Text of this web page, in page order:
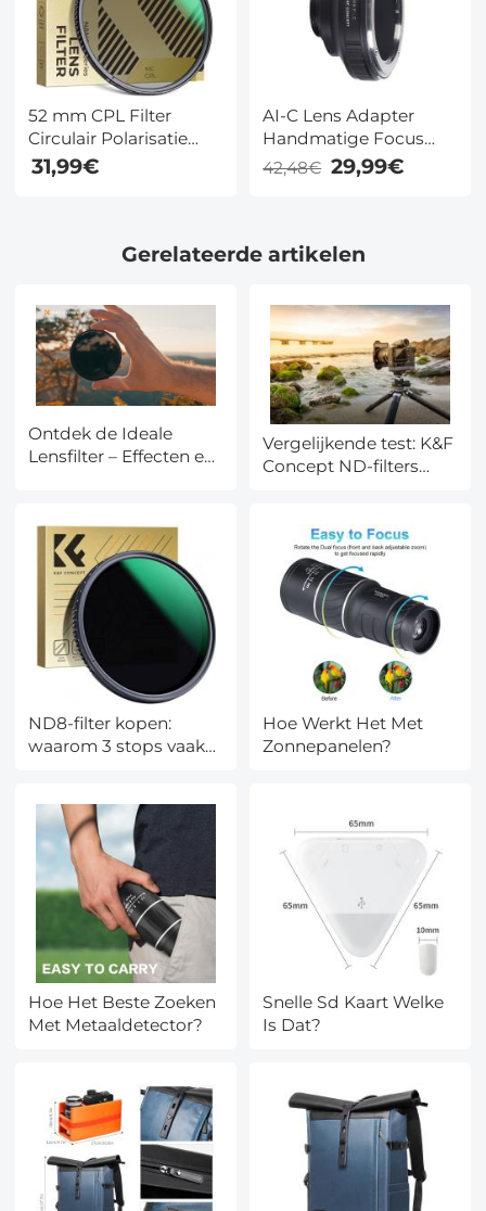
52 mm CPL Filter
Circulair Polarisatie
Filter Met 24 Laags
Nano Dazzle Serie
31,99€
AI-C Lens Adapter
Handmatige Focus
Compatibele Nikon F
42,48€ 29,99€
Gerelateerde artikelen
Ontdek de Ideale
Lensfilter – Effecten en
Vergelijkende test: K&F
Concept ND-filters
landschapsfotografie
ND8-filter kopen:
waarom 3 stops vaak
Hoe Werkt Het Met
Zonnepanelen?
Hoe Het Beste Zoeken
Met Metaaldetector?
Snelle Sd Kaart Welke
Is Dat?